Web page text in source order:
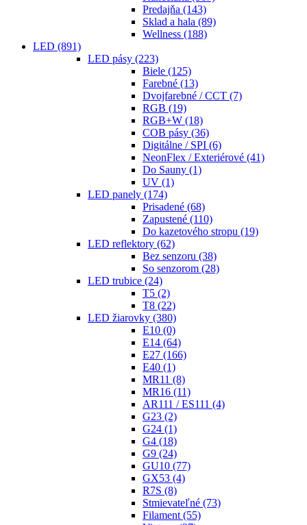
Predajňa (143)
Sklad a hala (89)
Wellness (188)
LED (891)
LED pásy (223)
Biele (125)
Farebné (13)
Dvojfarebné / CCT (7)
RGB (19)
RGB+W (18)
COB pásy (36)
Digitálne / SPI (6)
NeonFlex / Exteriérové (41)
Do Sauny (1)
UV (1)
LED panely (174)
Prisadené (68)
Zapustené (110)
Do kazetového stropu (19)
LED reflektory (62)
Bez senzoru (38)
So senzorom (28)
LED trubice (24)
T5 (2)
T8 (22)
LED žiarovky (380)
E10 (0)
E14 (64)
E27 (166)
E40 (1)
MR11 (8)
MR16 (11)
AR111 / ES111 (4)
G23 (2)
G24 (1)
G4 (18)
G9 (24)
GU10 (77)
GX53 (4)
R7S (8)
Stmievateľné (73)
Filament (55)